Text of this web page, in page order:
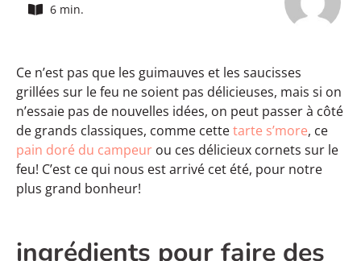
6 min.
Ce n’est pas que les guimauves et les saucisses
grillées sur le feu ne soient pas délicieuses, mais si on
n’essaie pas de nouvelles idées, on peut passer à côté
de grands classiques, comme cettetarte s’more, ce
pain doré du campeur ou ces délicieux cornets sur le
feu! C’est ce qui nous est arrivé cet été, pour notre
plus grand bonheur!
ingrédients pour faire des